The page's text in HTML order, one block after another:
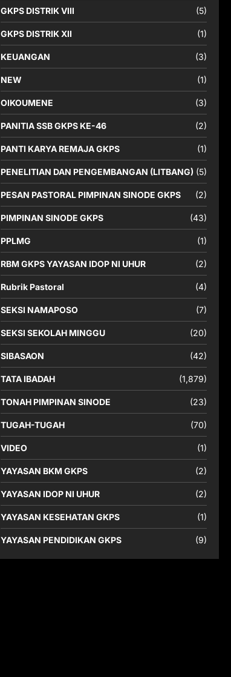
GKPS DISTRIK VIII (5)
GKPS DISTRIK XII (1)
KEUANGAN (3)
NEW (1)
OIKOUMENE (3)
PANITIA SSB GKPS KE-46 (2)
PANTI KARYA REMAJA GKPS (1)
PENELITIAN DAN PENGEMBANGAN (LITBANG) (5)
PESAN PASTORAL PIMPINAN SINODE GKPS (2)
PIMPINAN SINODE GKPS (43)
PPLMG (1)
RBM GKPS YAYASAN IDOP NI UHUR (2)
Rubrik Pastoral (4)
SEKSI NAMAPOSO (7)
SEKSI SEKOLAH MINGGU (20)
SIBASAON (42)
TATA IBADAH (1,879)
TONAH PIMPINAN SINODE (23)
TUGAH-TUGAH (70)
VIDEO (1)
YAYASAN BKM GKPS (2)
YAYASAN IDOP NI UHUR (2)
YAYASAN KESEHATAN GKPS (1)
YAYASAN PENDIDIKAN GKPS (9)